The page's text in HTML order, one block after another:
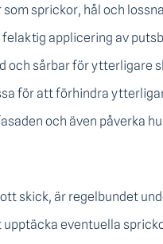
sprickor, hål och
applicering av
och sårbar för ytterligare
för att förhindra
och även påverka
skick, är regelbundet
eventuella